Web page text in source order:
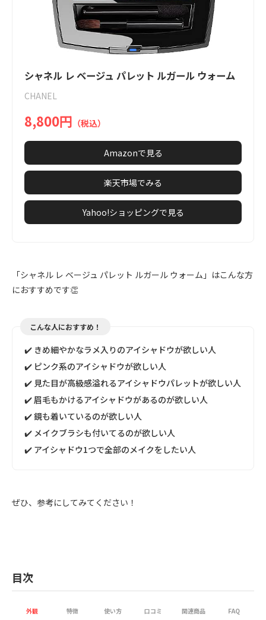
item
1
1
シャネル レ ベージュ パレット ルガール ウォーム
CHANEL
8,800円 （税込）
Amazonで見る
楽天市場でみる
Yahoo!ショッピングで見る
「シャネル レ ベージュ パレット ルガール ウォーム」はこんな方
におすすめです👏
こんな人におすすめ！
✔️ きめ細やかなラメ入りのアイシャドウが欲しい人
✔️ ピンク系のアイシャドウが欲しい人
✔️ 見た目が高級感溢れるアイシャドウパレットが欲しい人
✔️ 眉毛もかけるアイシャドウがあるのが欲しい人
✔️ 鏡も着いているのが欲しい人
✔️ メイクブラシも付いてるのが欲しい人
✔️ アイシャドウ1つで全部のメイクをしたい人
ぜひ、参考にしてみてください！
目次
外観 特徴 使い方 口コミ 関連商品 FAQ